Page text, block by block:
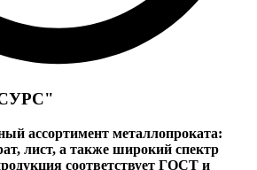
ассортимент металлопроката:
лист, а также широкий спектр
соответствует ГОСТ и